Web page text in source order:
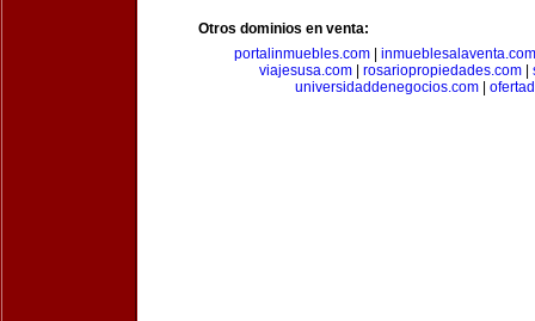
Otros dominios en venta:
portalinmuebles.com
inmueblesalaventa.com
viajesusa.com| rosariopropiedades.com|
universidaddenegocios.com